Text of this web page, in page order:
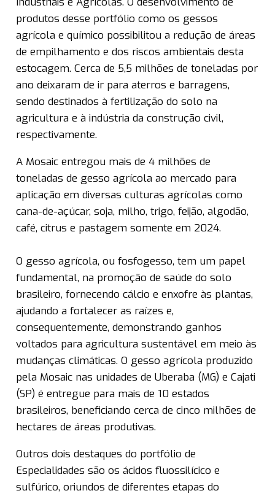
produtos desse portfólio como os gessos
agrícola e químico possibilitou a redução de áreas
de empilhamento e dos riscos ambientais desta
estocagem. Cerca de 5,5 milhões de toneladas por
ano deixaram de ir para aterros e barragens,
sendo destinados à fertilização do solo na
agricultura e à indústria da construção civil,
respectivamente.
A Mosaic entregou mais de 4 milhões de
toneladas de gesso agrícola ao mercado para
aplicação em diversas culturas agrícolas como
cana-de-açúcar, soja, milho, trigo, feijão, algodão,
café, citrus e pastagem somente em 2024.
O gesso agrícola, ou fosfogesso, tem um papel
fundamental, na promoção de saúde do solo
brasileiro, fornecendo cálcio e enxofre às plantas,
ajudando a fortalecer as raízes e,
consequentemente, demonstrando ganhos
voltados para agricultura sustentável em meio às
mudanças climáticas. O gesso agrícola produzido
pela Mosaic nas unidades de Uberaba (MG) e Cajati
(SP) é entregue para mais de 10 estados
brasileiros, beneficiando cerca de cinco milhões de
hectares de áreas produtivas.
Outros dois destaques do portfólio de
Especialidades são os ácidos fluossilícico e
sulfúrico, oriundos de diferentes etapas do